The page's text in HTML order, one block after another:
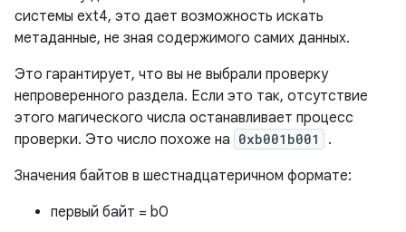
системы ext4, это дает возможность искать
метаданные, не зная содержимого самих данных.
Это гарантирует, что вы не выбрали проверку
непроверенного раздела. Если это так, отсутствие
этого магического числа останавливает процесс
проверки. Это число похоже на 0xb001b001
.
Значения байтов в шестнадцатеричном формате:
первый байт = b0